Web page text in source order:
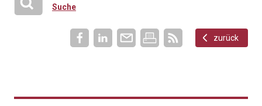
Suche
zurück